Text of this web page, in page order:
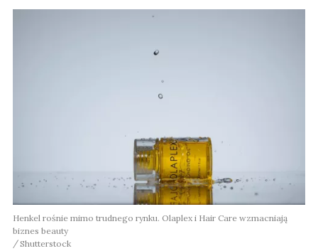
Henkel rośnie mimo trudnego rynku. Olaplex i Hair Care wzmacniają
biznes beauty
Shutterstock